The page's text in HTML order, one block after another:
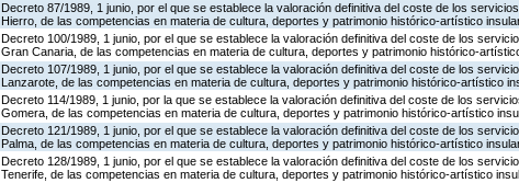
Decreto 87/1989, 1 junio, por el que se establece la valoración definitiva del coste de los
Hierro, de las competencias en materia de cultura, deportes y patrimonio histórico-artístico
Decreto 100/1989, 1 junio, por el que se establece la valoración definitiva del coste de los
Gran Canaria, de las competencias en materia de cultura, deportes y patrimonio histórico-
Decreto 107/1989, 1 junio, por el que se establece la valoración definitiva del coste de los
Lanzarote, de las competencias en materia de cultura, deportes y patrimonio histórico-artístico
Decreto 114/1989, 1 junio, por la que se establece la valoración definitiva del coste de los
Gomera, de las competencias en materia de cultura, deportes y patrimonio histórico-artístico
Decreto 121/1989, 1 junio, por el que se establece la valoración definitiva del coste de los
Palma, de las competencias en materia de cultura, deportes y patrimonio histórico-artístico
Decreto 128/1989, 1 junio, por el que se establece la valoración definitiva del coste de los
Tenerife, de las competencias en materia de cultura, deportes y patrimonio histórico-artístico